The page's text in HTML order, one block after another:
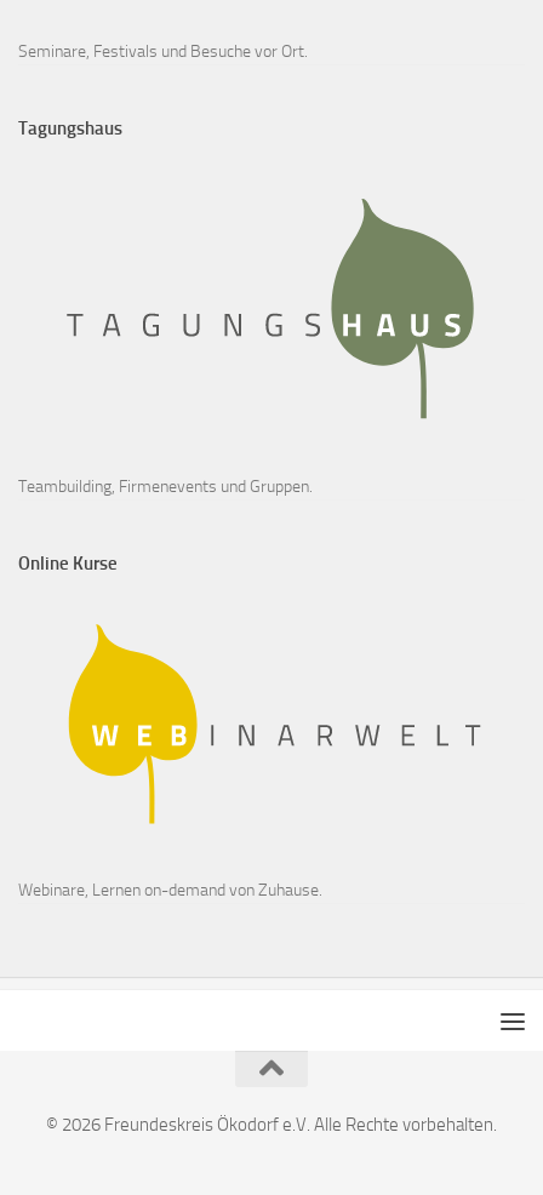
Seminare, Festivals und Besuche vor Ort.
Tagungshaus
Teambuilding, Firmenevents und Gruppen.
Online Kurse
Webinare, Lernen on-demand von Zuhause.
© 2026 Freundeskreis Ökodorf e.V. Alle Rechte vorbehalten.